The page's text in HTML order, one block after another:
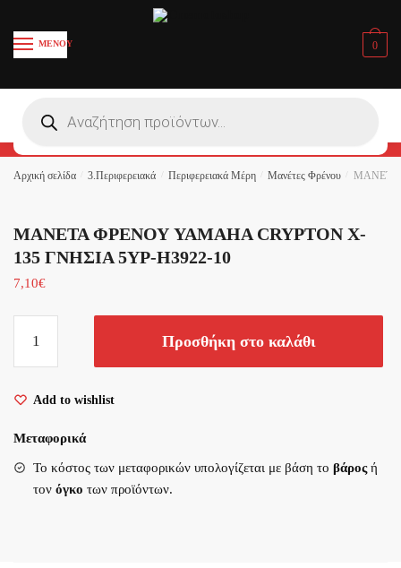
navigation
content
ΜΕΝΟΥ
search
0
Αρχική σελίδα 3.Περιφερειακά Περιφερειακά Μέρη Μανέτες Φρένου ΜΑΝΕΤΑ
ΜΑΝΕΤΑ ΦΡΕΝΟΥ YAMAHA CRYPTON X-
135 ΓΝΗΣΙΑ 5YP-H3922-10
7,10€
ΦΡΕΝΟΥ
YAMAHA
135
5YP-
H3922-
Προσθήκη στο καλάθι
Add to wishlist
Μεταφορικά
Το κόστος των μεταφορικών υπολογίζεται με βάση το βάροςή
τον όγκο των προϊόντων.
Το Σχόλιο ή το Μήνυμά σας